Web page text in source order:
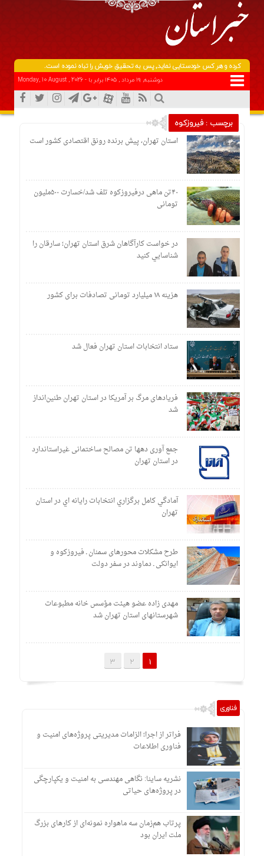
دوشنبه, ۱۹ مرداد , ۱۴۰۵ برابر با - Monday, 10 August , 2026
برچسب : فیروزکوه
استان تهران، پیش برنده رونق اقتصادی کشور است
۴۰تن ماهی درفیروزکوه تلف شد/خسارت ۵۰۰ملیون
تومانی
در خواست کارآگاهان شرق استان تهران؛ سارقان را
شناسايي کنيد
هزینه ۱۸ میلیارد تومانی تصادفات برای کشور
ستاد انتخابات استان تهران فعال شد
فریادهای مرگ بر آمریکا در استان تهران طنین‌انداز
شد
جمع آوری دهها تن مصالح ساختمانی غیراستاندارد
در استان تهران
آمادگي کامل برگزاري انتخابات رايانه اي در استان
تهران
طرح مشکلات محورهای سمنان ـ فیروزکوه و
ایوانکی ـ دماوند در سفر دولت
مهدی زاده عضو هیئت مؤسس خانه مطبوعات
شهرستانهای استان تهران شد
1
2
3
فناوری
فراتر از اجرا؛ الزامات مدیریتی پروژه‌های امنیت و
فناوری اطلاعات
نشریه ساینا: نگاهی مهندسی به امنیت و یکپارچگی
در پروژه‌های حیاتی
پرتاب هم‌زمان سه ماهواره نمونه‌ای از کارهای بزرگ
ملت ایران بود